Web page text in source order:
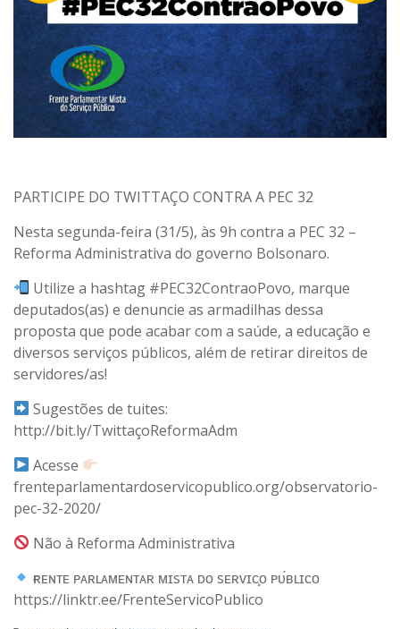
PARTICIPE DO TWITTAÇO CONTRA A PEC 32
Nesta segunda-feira (31/5), às 9h contra a PEC 32 –
Reforma Administrativa do governo Bolsonaro.
Utilize a hashtag #PEC32ContraoPovo, marque
deputados(as) e denuncie as armadilhas dessa
proposta que pode acabar com a saúde, a educação e
diversos serviços públicos, além de retirar direitos de
servidores/as!
Sugestões de tuites:
http://bit.ly/TwittaçoReformaAdm
Acesse
frenteparlamentardoservicopublico.org/observatorio-
pec-32-2020/
Não à Reforma Administrativa
ғʀᴇɴᴛᴇ ᴘᴀʀʟᴀᴍᴇɴᴛᴀʀ ᴍɪsᴛᴀ ᴅᴏ sᴇʀᴠɪᴄ̧ᴏ ᴘᴜ́ʙʟɪᴄᴏ
https://linktr.ee/FrenteServicoPublico